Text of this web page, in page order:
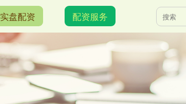
实盘配资 配资服务